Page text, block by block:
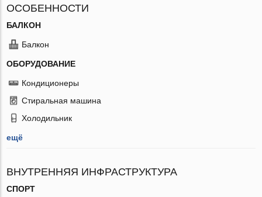
ОСОБЕННОСТИ
БАЛКОН
Балкон
ОБОРУДОВАНИЕ
Кондиционеры
Стиральная машина
Холодильник
ещё
ВНУТРЕННЯЯ ИНФРАСТРУКТУРА
СПОРТ